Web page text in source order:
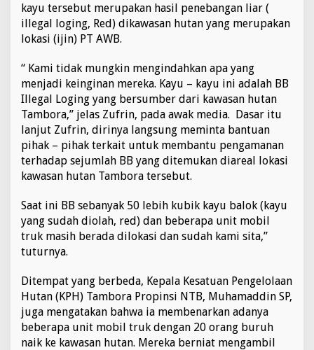
kayu tersebut merupakan hasil penebangan liar (
illegal loging, Red) dikawasan hutan yang merupakan
lokasi (ijin) PT AWB.
“ Kami tidak mungkin mengindahkan apa yang
menjadi keinginan mereka. Kayu – kayu ini adalah BB
Illegal Loging yang bersumber dari kawasan hutan
Tambora,” jelas Zufrin, pada awak media. Dasar itu
lanjut Zufrin, dirinya langsung meminta bantuan
pihak – pihak terkait untuk membantu pengamanan
terhadap sejumlah BB yang ditemukan diareal lokasi
kawasan hutan Tambora tersebut.
Saat ini BB sebanyak 50 lebih kubik kayu balok (kayu
yang sudah diolah, red) dan beberapa unit mobil
truk masih berada dilokasi dan sudah kami sita,”
tuturnya.
Ditempat yang berbeda, Kepala Kesatuan Pengelolaan
Hutan (KPH) Tambora Propinsi NTB, Muhamaddin SP,
juga mengatakan bahwa ia membenarkan adanya
beberapa unit mobil truk dengan 20 orang buruh
naik ke kawasan hutan. Mereka berniat mengambil